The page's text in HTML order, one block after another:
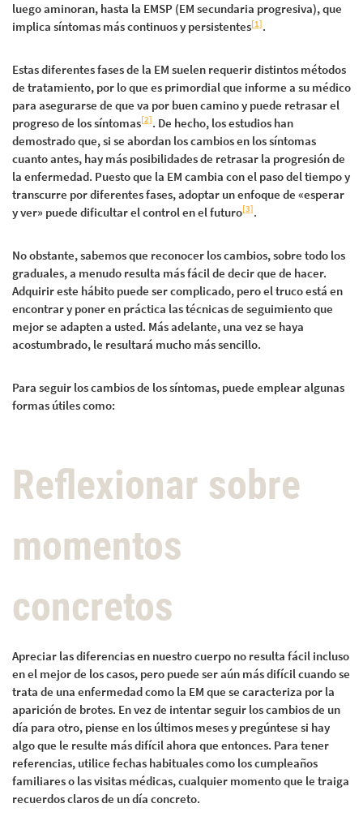
luego aminoran, hasta la EMSP (EM secundaria progresiva), que
implica síntomas más continuos y persistentes[1].
Estas diferentes fases de la EM suelen requerir distintos métodos
de tratamiento, por lo que es primordial que informe a su médico
para asegurarse de que va por buen camino y puede retrasar el
progreso de los síntomas[2]. De hecho, los estudios han
demostrado que, si se abordan los cambios en los síntomas
cuanto antes, hay más posibilidades de retrasar la progresión de
la enfermedad. Puesto que la EM cambia con el paso del tiempo y
transcurre por diferentes fases, adoptar un enfoque de «esperar
y ver» puede dificultar el control en el futuro[3].
No obstante, sabemos que reconocer los cambios, sobre todo los
graduales, a menudo resulta más fácil de decir que de hacer.
Adquirir este hábito puede ser complicado, pero el truco está en
encontrar y poner en práctica las técnicas de seguimiento que
mejor se adapten a usted. Más adelante, una vez se haya
acostumbrado, le resultará mucho más sencillo.
Para seguir los cambios de los síntomas, puede emplear algunas
formas útiles como:
Reflexionar sobre
momentos
concretos
Apreciar las diferencias en nuestro cuerpo no resulta fácil incluso
en el mejor de los casos, pero puede ser aún más difícil cuando se
trata de una enfermedad como la EM que se caracteriza por la
aparición de brotes. En vez de intentar seguir los cambios de un
día para otro, piense en los últimos meses y pregúntese si hay
algo que le resulte más difícil ahora que entonces. Para tener
referencias, utilice fechas habituales como los cumpleaños
familiares o las visitas médicas, cualquier momento que le traiga
recuerdos claros de un día concreto.